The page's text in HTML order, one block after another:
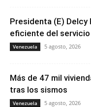
Presidenta (E) Delcy
eficiente del
Venezuela 5 agosto, 2026
Más de 47 mil
tras los sismos
Venezuela 5 agosto, 2026